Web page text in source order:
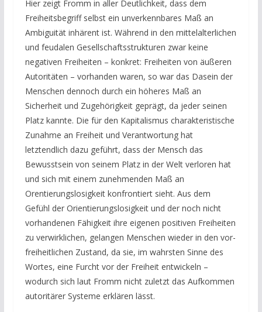
Hier zeigt Fromm in aller Deutlichkeit, dass dem
Freiheitsbegriff selbst ein unverkennbares Maß an
Ambiguität inhärent ist. Während in den mittelalterlichen
und feudalen Gesellschaftsstrukturen zwar keine
negativen Freiheiten – konkret: Freiheiten von äußeren
Autoritäten – vorhanden waren, so war das Dasein der
Menschen dennoch durch ein höheres Maß an
Sicherheit und Zugehörigkeit geprägt, da jeder seinen
Platz kannte. Die für den Kapitalismus charakteristische
Zunahme an Freiheit und Verantwortung hat
letztendlich dazu geführt, dass der Mensch das
Bewusstsein von seinem Platz in der Welt verloren hat
und sich mit einem zunehmenden Maß an
Orentierungslosigkeit konfrontiert sieht. Aus dem
Gefühl der Orientierungslosigkeit und der noch nicht
vorhandenen Fähigkeit ihre eigenen positiven Freiheiten
zu verwirklichen, gelangen Menschen wieder in den vor-
freiheitlichen Zustand, da sie, im wahrsten Sinne des
Wortes, eine Furcht vor der Freiheit entwickeln –
wodurch sich laut Fromm nicht zuletzt das Aufkommen
autoritärer Systeme erklären lässt.